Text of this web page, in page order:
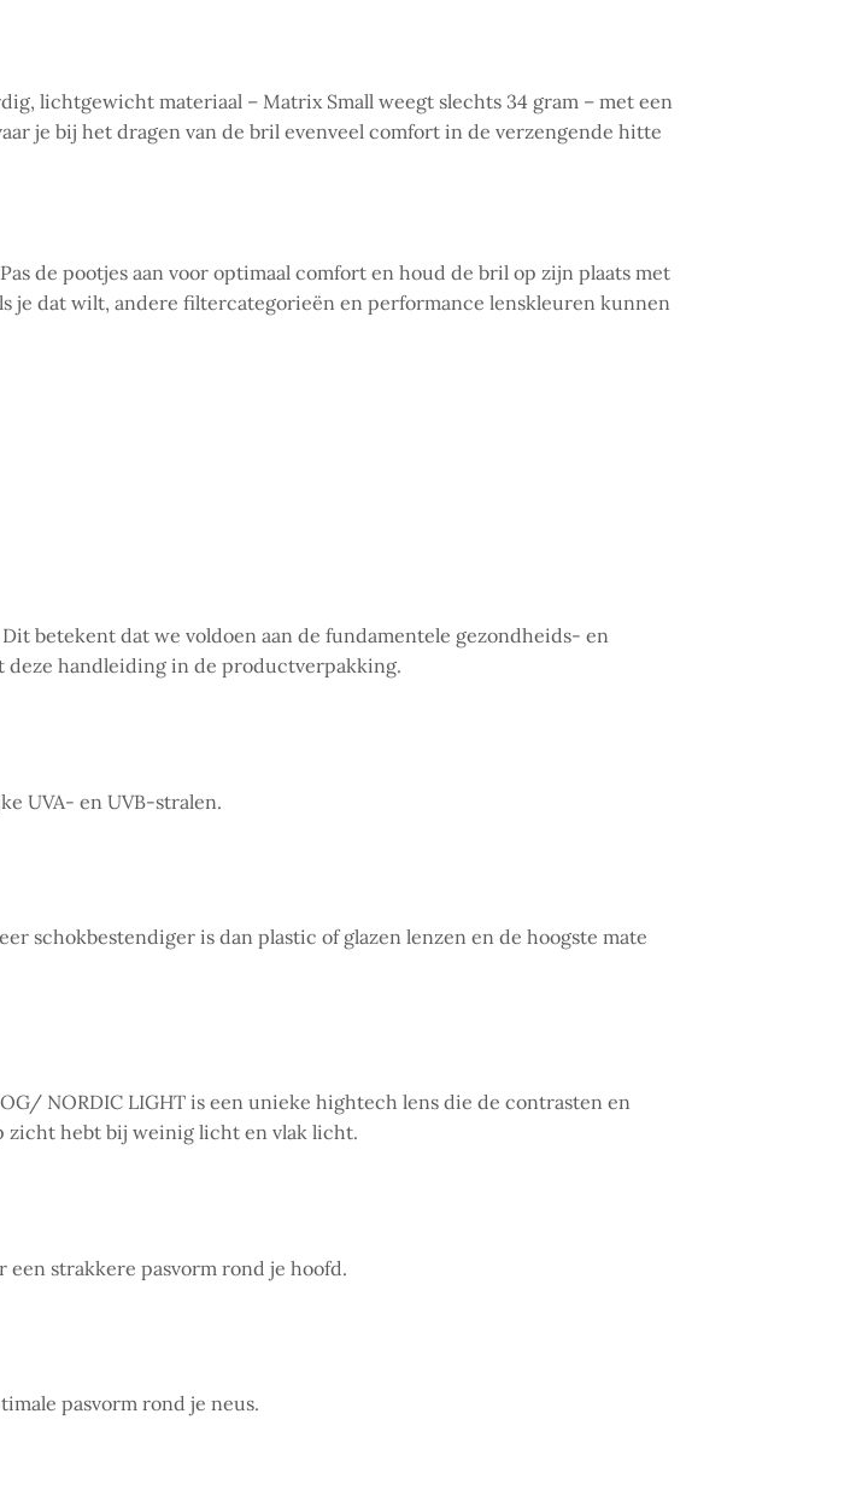
lichtgewicht materiaal – Matrix Small weegt slechts 34 gram – met een
je bij het dragen van de bril evenveel comfort in de verzengende hitte
de pootjes aan voor optimaal comfort en houd de bril op zijn plaats met
je dat wilt, andere filtercategorieën en performance lenskleuren kunnen
betekent dat we voldoen aan de fundamentele gezondheids- en
handleiding in de productverpakking.
UVA- en UVB-stralen.
schokbestendiger is dan plastic of glazen lenzen en de hoogste mate
NORDIC LIGHT is een unieke hightech lens die de contrasten en
zicht hebt bij weinig licht en vlak licht.
een strakkere pasvorm rond je hoofd.
pasvorm rond je neus.